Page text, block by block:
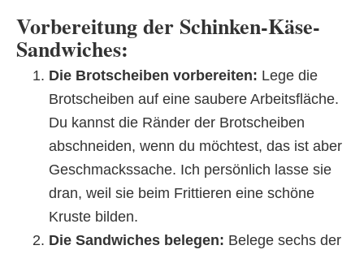
Vorbereitung der Schinken-Käse-
Sandwiches:
Die Brotscheiben vorbereiten: Lege die
Brotscheiben auf eine saubere Arbeitsfläche.
Du kannst die Ränder der Brotscheiben
abschneiden, wenn du möchtest, das ist aber
Geschmackssache. Ich persönlich lasse sie
dran, weil sie beim Frittieren eine schöne
Kruste bilden.
Die Sandwiches belegen: Belege sechs der